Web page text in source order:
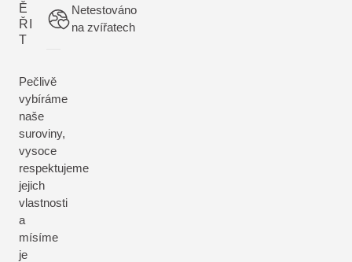
Ě
ŘI
T
Pečlivě
vybíráme
naše
suroviny,
vysoce
respektujeme
jejich
vlastnosti
a
mísíme
je
Netestováno
na zvířatech